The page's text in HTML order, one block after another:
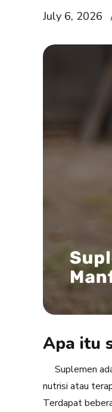
July 6, 2026
Apa itu
Suplemen
nutrisi atau
Terdapat